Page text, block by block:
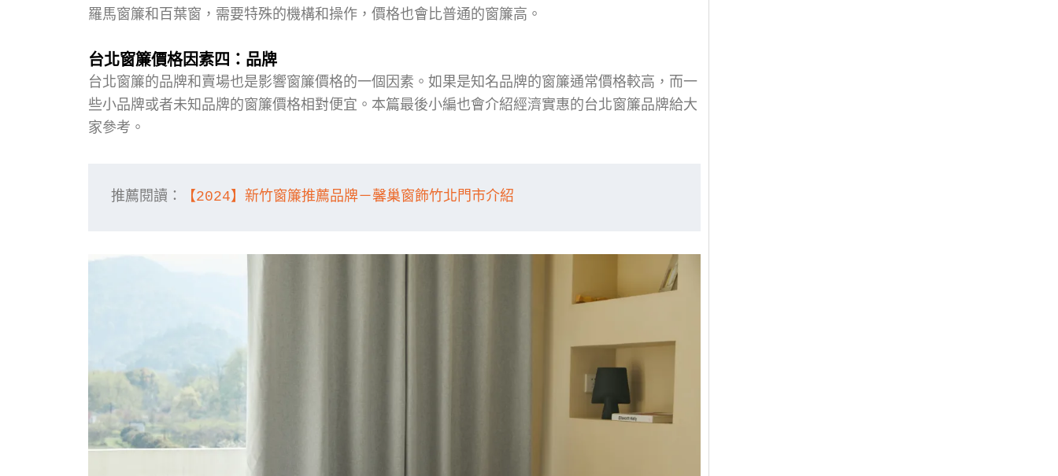
羅馬窗簾和百葉窗，需要特殊的機構和操作，價格也會比普通的窗簾高。
台北窗簾價格因素四：品牌
台北窗簾的品牌和賣場也是影響窗簾價格的一個因素。如果是知名品牌的窗簾通常價格較高，而一
些小品牌或者未知品牌的窗簾價格相對便宜。本篇最後小編也會介紹經濟實惠的台北窗簾品牌給大
家參考。
推薦閱讀： 【2024】新竹窗簾推薦品牌－馨巢窗飾竹北門市介紹